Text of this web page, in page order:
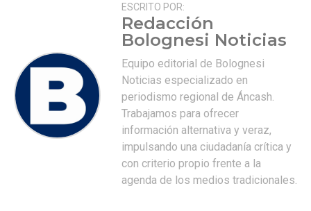
ESCRITO POR:
Redacción
Bolognesi Noticias
Equipo editorial de Bolognesi
Noticias especializado en
periodismo regional de Áncash.
Trabajamos para ofrecer
información alternativa y veraz,
impulsando una ciudadanía crítica y
con criterio propio frente a la
agenda de los medios tradicionales.